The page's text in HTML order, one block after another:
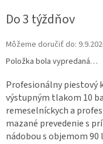
cena:
Do 3 týždňov
Môžeme doručiť do:
Položka bola vypredaná…
Profesionálny piestový
výstupným tlakom 10
remeselníckych a
mazané prevedenie s
nádobou s objemom 90